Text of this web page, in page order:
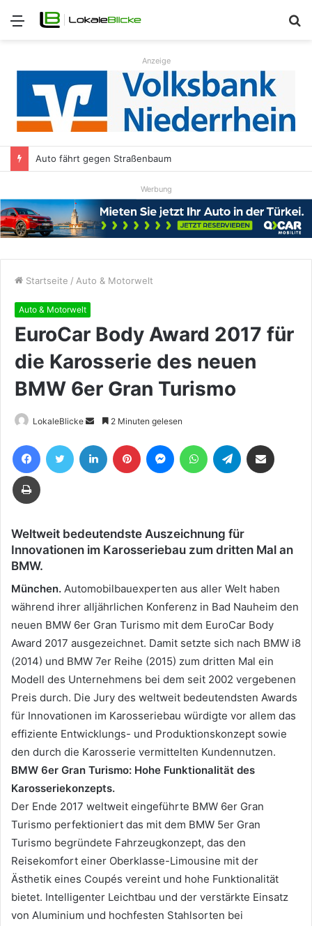
Menü
Anzeige
Auto fährt gegen Straßenbaum
Werbung
Startseite / Auto & Motorwelt
Auto & Motorwelt
EuroCar Body Award 2017 für
die Karosserie des neuen
BMW 6er Gran Turismo
LokaleBlicke
Sende
eine
E-
2 Minuten gelesen
FacebookTwitter LinkedIn Pinterest MessengerWhatsAppTelegram
Drucken
Weltweit bedeutendste Auszeichnung für
Innovationen im Karosseriebau zum dritten Mal an
BMW.
München. Automobilbauexperten aus aller Welt haben
während ihrer alljährlichen Konferenz in Bad Nauheim den
neuen BMW 6er Gran Turismo mit dem EuroCar Body
Award 2017 ausgezeichnet. Damit setzte sich nach BMW i8
(2014) und BMW 7er Reihe (2015) zum dritten Mal ein
Modell des Unternehmens bei dem seit 2002 vergebenen
Preis durch. Die Jury des weltweit bedeutendsten Awards
für Innovationen im Karosseriebau würdigte vor allem das
effiziente Entwicklungs- und Produktionskonzept sowie
den durch die Karosserie vermittelten Kundennutzen.
BMW 6er Gran Turismo: Hohe Funktionalität des
Karosseriekonzepts.
Der Ende 2017 weltweit eingeführte BMW 6er Gran
Turismo perfektioniert das mit dem BMW 5er Gran
Turismo begründete Fahrzeugkonzept, das den
Reisekomfort einer Oberklasse-Limousine mit der
Ästhetik eines Coupés vereint und hohe Funktionalität
bietet. Intelligenter Leichtbau und der verstärkte Einsatz
von Aluminium und hochfesten Stahlsorten bei